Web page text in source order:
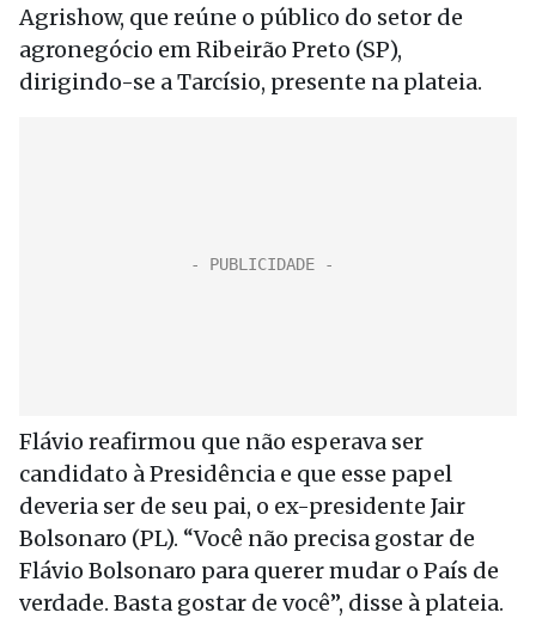
Agrishow, que reúne o público do setor de
agronegócio em Ribeirão Preto (SP),
dirigindo-se a Tarcísio, presente na plateia.
Flávio reafirmou que não esperava ser
candidato à Presidência e que esse papel
deveria ser de seu pai, o ex-presidente Jair
Bolsonaro (PL). “Você não precisa gostar de
Flávio Bolsonaro para querer mudar o País de
verdade. Basta gostar de você”, disse à plateia.